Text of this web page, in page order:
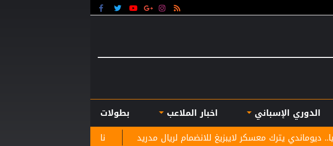
الدوري الإسباني اخبار الملاعب
بطولات
نادي الرمثا يستقبل مدربه الجديد
معسكر لايبزيغ للانضمام لريال مدريد